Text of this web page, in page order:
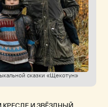
сказки «Щекотун»